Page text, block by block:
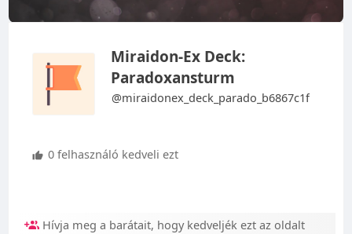
Miraidon-Ex Deck:
Paradoxansturm
@miraidonex_deck_parado_b6867c1f
0 felhasználó kedveli ezt
Hívja meg a barátait, hogy kedveljék ezt az oldalt